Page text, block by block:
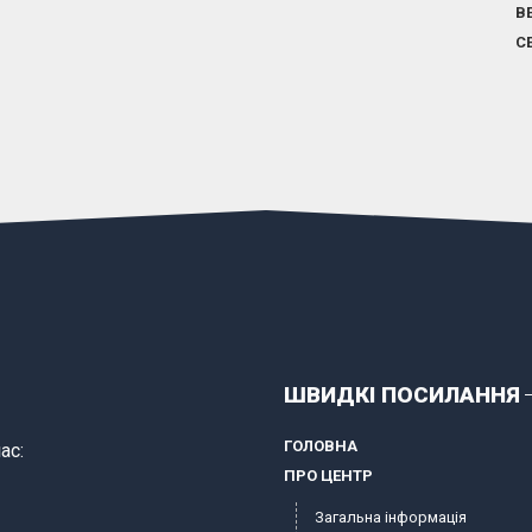
ШВИДКІ ПОСИЛАННЯ
ГОЛОВНА
ПРО ЦЕНТР
Загальна інформація